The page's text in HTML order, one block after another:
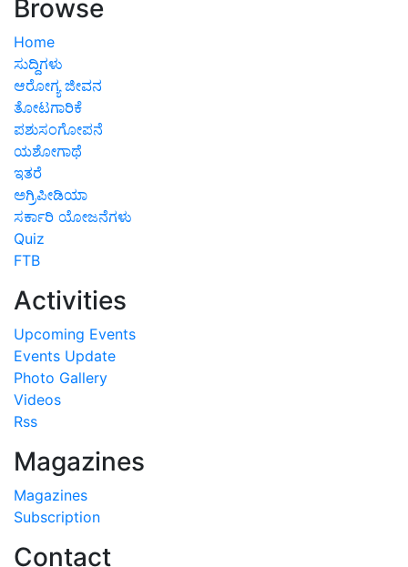
Browse
Home
ಸುದ್ದಿಗಳು
ಆರೋಗ್ಯ ಜೀವನ
ತೋಟಗಾರಿಕೆ
ಪಶುಸಂಗೋಪನೆ
ಯಶೋಗಾಥೆ
ಇತರೆ
ಅಗ್ರಿಪೀಡಿಯಾ
ಸರ್ಕಾರಿ ಯೋಜನೆಗಳು
Quiz
FTB
Activities
Upcoming Events
Events Update
Photo Gallery
Videos
Rss
Magazines
Magazines
Subscription
Contact